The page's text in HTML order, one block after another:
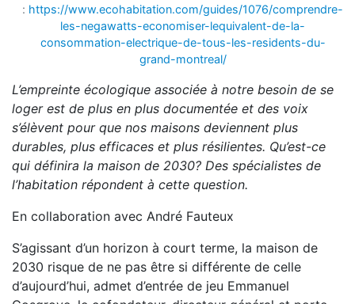
: https://www.ecohabitation.com/guides/1076/comprendre-
les-negawatts-economiser-lequivalent-de-la-
consommation-electrique-de-tous-les-residents-du-
grand-montreal/
L’empreinte écologique associée à notre besoin de se
loger est de plus en plus documentée et des voix
s’élèvent pour que nos maisons deviennent plus
durables, plus efficaces et plus résilientes. Qu’est-ce
qui définira la maison de 2030? Des spécialistes de
l’habitation répondent à cette question.
En collaboration avec André Fauteux
S’agissant d’un horizon à court terme, la maison de
2030 risque de ne pas être si différente de celle
d’aujourd’hui, admet d’entrée de jeu Emmanuel